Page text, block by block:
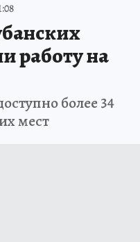
работу на
более 34
мест